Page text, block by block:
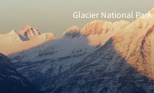
Glacier National Park